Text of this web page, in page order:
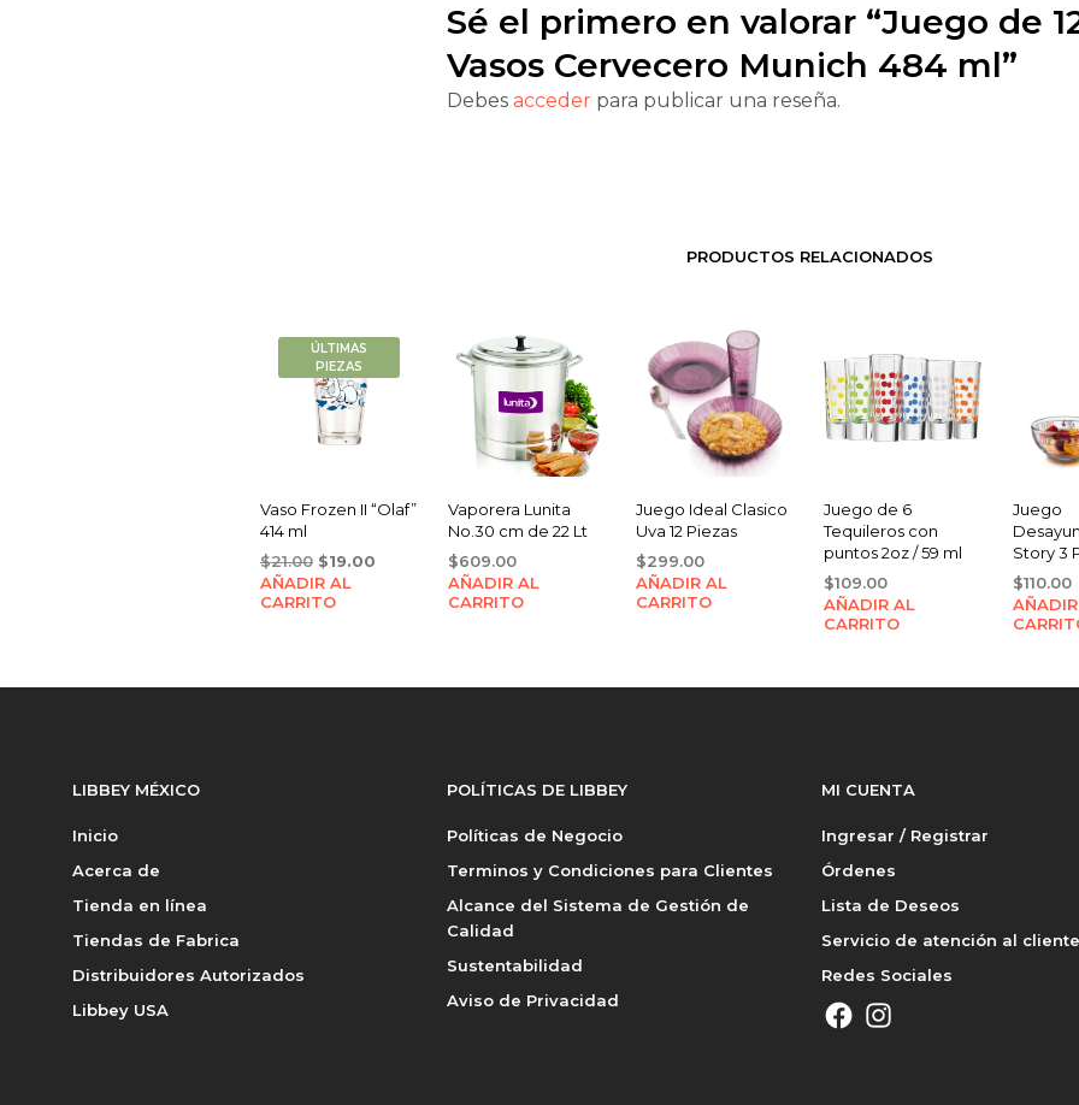
Sé el primero en valorar “Juego de
Vasos Cervecero Munich 484 ml”
Debes acceder para publicar una reseña.
PRODUCTOS RELACIONADOS
ÚLTIMAS
PIEZAS
Vaso Frozen II “Olaf”
414 ml
$21.00 Original
price
was:
$19.00Current
AÑADIR AL
CARRITO
Vaporera Lunita
No.30 cm de 22 Lt
$609.00
AÑADIR AL
CARRITO
Juego Ideal Clasico
Uva 12 Piezas
$299.00
AÑADIR AL
CARRITO
Juego de 6
Tequileros con
puntos 2oz / 59 ml
$109.00
AÑADIR AL
CARRITO
Juego
Story 3
$110.00
LIBBEY MÉXICO
Inicio
Acerca de
Tienda en línea
Tiendas de Fabrica
Distribuidores Autorizados
Libbey USA
POLÍTICAS DE LIBBEY
Políticas de Negocio
Terminos y Condiciones para Clientes
Alcance del Sistema de Gestión de
Calidad
Sustentabilidad
Aviso de Privacidad
MI CUENTA
Ingresar / Registrar
Órdenes
Lista de Deseos
Servicio de atención al cliente
Redes Sociales